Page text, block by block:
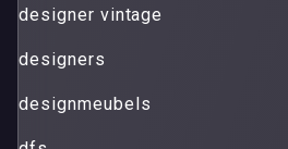
designer vintage
designers
designmeubels